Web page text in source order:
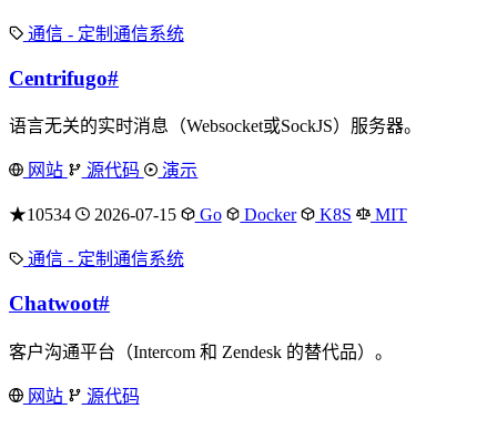
通信 - 定制通信系统
Centrifugo#
语言无关的实时消息（Websocket或SockJS）服务器。
网站 源代码 演示
★10534 2026-07-15 Go Docker K8S MIT
通信 - 定制通信系统
Chatwoot#
客户沟通平台（Intercom 和 Zendesk 的替代品）。
网站 源代码